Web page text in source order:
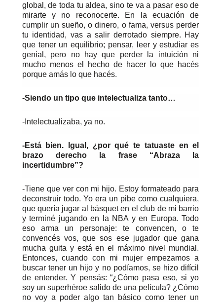
global, de toda tu aldea, sino te va a pasar eso de
mirarte y no reconocerte. En la ecuación de
cumplir un sueño, o dinero, o fama, versus perder
tu identidad, vas a salir derrotado siempre. Hay
que tener un equilibrio; pensar, leer y estudiar es
genial, pero no hay que perder la intuición ni
mucho menos el hecho de hacer lo que hacés
porque amás lo que hacés.
-Siendo un tipo que intelectualiza tanto…
-Intelectualizaba, ya no.
-Está bien. Igual, ¿por qué te tatuaste en el
brazo derecho la frase “Abraza la
incertidumbre”?
-Tiene que ver con mi hijo. Estoy formateado para
deconstruir todo. Yo era un pibe como cualquiera,
que quería jugar al básquet en el club de mi barrio
y terminé jugando en la NBA y en Europa. Todo
eso arma un personaje: te convencen, o te
convencés vos, que sos ese jugador que gana
mucha guita y está en el máximo nivel mundial.
Entonces, cuando con mi mujer empezamos a
buscar tener un hijo y no podíamos, se hizo difícil
de entender. Y pensás: “¿Cómo pasa eso, si yo
soy un superhéroe salido de una película? ¿Cómo
no voy a poder algo tan básico como tener un